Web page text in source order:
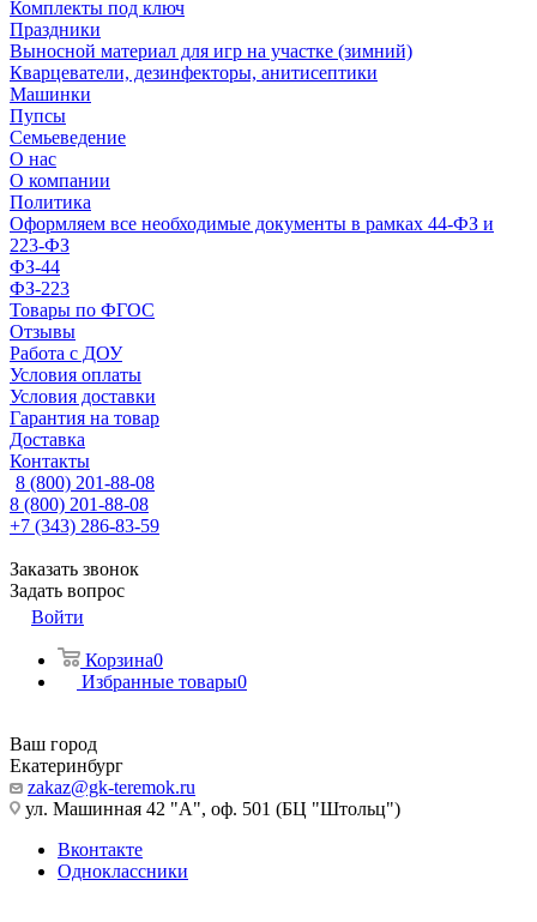
Комплекты под ключ
Праздники
Выносной материал для игр на участке (зимний)
Кварцеватели, дезинфекторы, анитисептики
Машинки
Пупсы
Семьеведение
О нас
О компании
Политика
Оформляем все необходимые документы в рамках 44-ФЗ и
223-ФЗ
ФЗ-44
ФЗ-223
Товары по ФГОС
Отзывы
Работа с ДОУ
Условия оплаты
Условия доставки
Гарантия на товар
Доставка
Контакты
8 (800) 201-88-08
8 (800) 201-88-08
+7 (343) 286-83-59
Заказать звонок
Задать вопрос
Войти
Корзина0
Избранные товары0
Ваш город
Екатеринбург
zakaz@gk-teremok.ru
ул. Машинная 42 "А", оф. 501 (БЦ "Штольц")
Вконтакте
Одноклассники